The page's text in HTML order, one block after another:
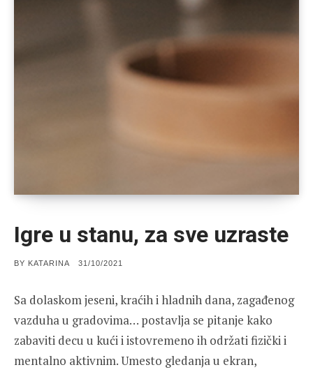
Igre u stanu, za sve uzraste
BY KATARINA
POSTED
31/10/2021
Sa dolaskom jeseni, kraćih i hladnih dana, zagađenog
vazduha u gradovima… postavlja se pitanje kako
zabaviti decu u kući i istovremeno ih održati fizički i
mentalno aktivnim. Umesto gledanja u ekran,